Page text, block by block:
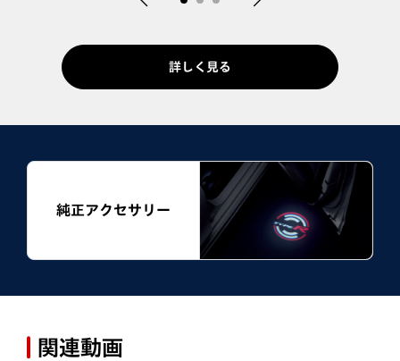
詳しく見る
純正アクセサリー
関連動画